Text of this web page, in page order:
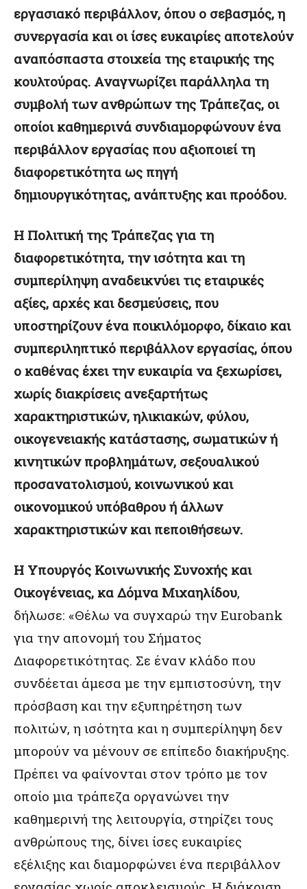
εργασιακό περιβάλλον, όπου ο σεβασμός, η
συνεργασία και οι ίσες ευκαιρίες αποτελούν
αναπόσπαστα στοιχεία της εταιρικής της
κουλτούρας. Αναγνωρίζει παράλληλα τη
συμβολή των ανθρώπων της Τράπεζας, οι
οποίοι καθημερινά συνδιαμορφώνουν ένα
περιβάλλον εργασίας που αξιοποιεί τη
διαφορετικότητα ως πηγή
δημιουργικότητας, ανάπτυξης και προόδου.
H Πολιτική της Τράπεζας για τη
διαφορετικότητα, την ισότητα και τη
συμπερίληψη αναδεικνύει τις εταιρικές
αξίες, αρχές και δεσμεύσεις, που
υποστηρίζουν ένα ποικιλόμορφο, δίκαιο και
συμπεριληπτικό περιβάλλον εργασίας, όπου
ο καθένας έχει την ευκαιρία να ξεχωρίσει,
χωρίς διακρίσεις ανεξαρτήτως
χαρακτηριστικών, ηλικιακών, φύλου,
οικογενειακής κατάστασης, σωματικών ή
κινητικών προβλημάτων, σεξουαλικού
προσανατολισμού, κοινωνικού και
οικονομικού υπόβαθρου ή άλλων
χαρακτηριστικών και πεποιθήσεων.
Η Υπουργός Κοινωνικής Συνοχής και
Οικογένειας, κα Δόμνα Μιχαηλίδου,
δήλωσε: «Θέλω να συγχαρώ την Eurobank
για την απονομή του Σήματος
Διαφορετικότητας. Σε έναν κλάδο που
συνδέεται άμεσα με την εμπιστοσύνη, την
πρόσβαση και την εξυπηρέτηση των
πολιτών, η ισότητα και η συμπερίληψη δεν
μπορούν να μένουν σε επίπεδο διακήρυξης.
Πρέπει να φαίνονται στον τρόπο με τον
οποίο μια τράπεζα οργανώνει την
καθημερινή της λειτουργία, στηρίζει τους
ανθρώπους της, δίνει ίσες ευκαιρίες
εξέλιξης και διαμορφώνει ένα περιβάλλον